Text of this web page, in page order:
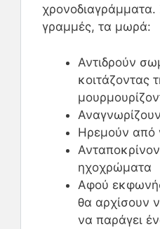
χρονοδιαγράμματα.
γραμμές, τα μωρά:
Αντιδρούν
κοιτάζοντας
Ηρεμούν από
ηχοχρώματα
Αφού
θα αρχίσουν
να παράγει